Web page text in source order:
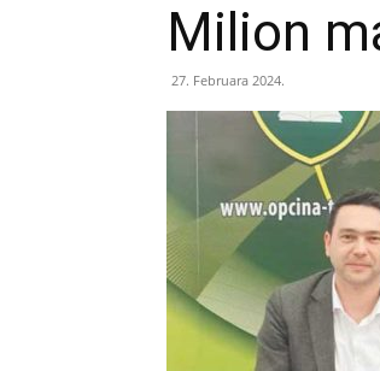
Milion
27. Februara 2024.